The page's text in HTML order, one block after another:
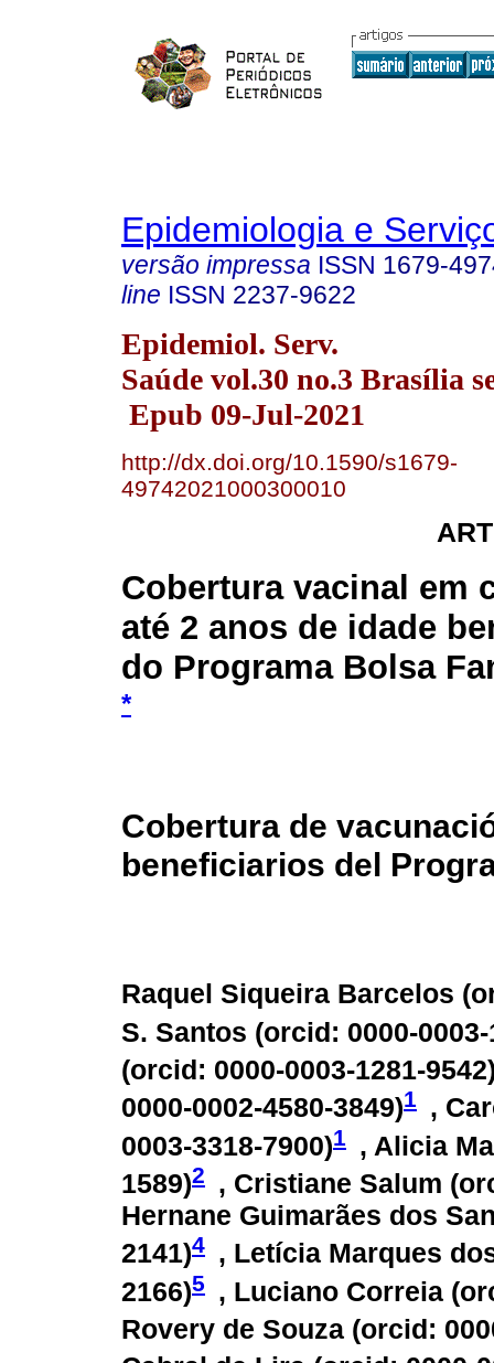
Epidemiologia e
versão impressa ISSN 1679-
line ISSN 2237-9622
Epidemiol. Serv.
Saúde vol.30 no.3 Brasília
Epub 09-Jul-2021
http://dx.doi.org/10.1590/s1679-
49742021000300010
Cobertura vacinal em
até 2 anos de idade
do Programa Bolsa
*
Cobertura de
beneficiarios del
Raquel Siqueira Barcelos (
S. Santos (orcid: 0000-
(orcid: 0000-0003-1281-9542
0000-0002-4580-3849)1 ,
0003-3318-7900)1 , Alicia
1589)2 , Cristiane Salum (
Hernane Guimarães dos
2141)4 , Letícia Marques
2166)5 , Luciano Correia (
Rovery de Souza (orcid: